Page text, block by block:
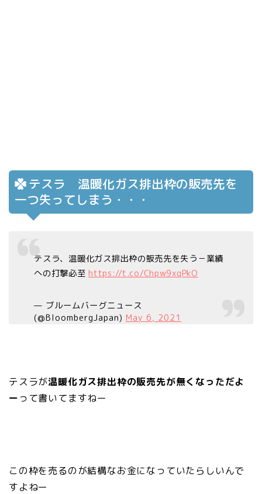
テスラ 温暖化ガス排出枠の販売先を
一つ失ってしまう・・・
テスラ、温暖化ガス排出枠の販売先を失う－業績
への打撃必至 https://t.co/Chpw9xqPkO
— ブルームバーグニュース
(@BloombergJapan) May 6, 2021
テスラが温暖化ガス排出枠の販売先が無くなっただよ
ーって書いてますねー
この枠を売るのが結構なお金になっていたらしいんで
すよねー